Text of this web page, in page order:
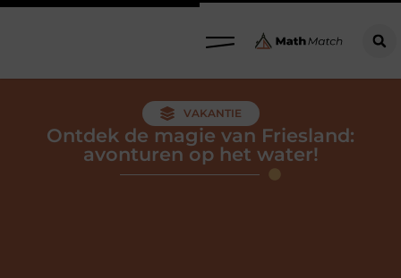
VAKANTIE
Ontdek de magie van Friesland:
avonturen op het water!